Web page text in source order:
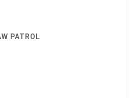
PATROL